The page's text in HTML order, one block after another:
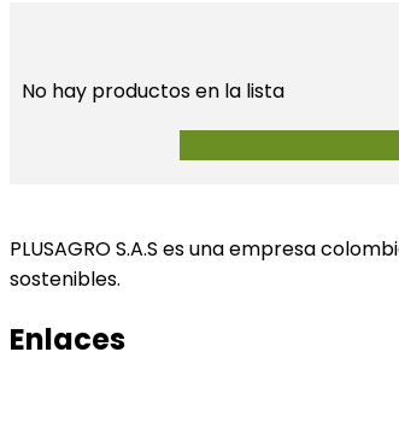
No hay productos en la lista
PLUSAGRO S.A.S es una empresa
sostenibles.
Enlaces